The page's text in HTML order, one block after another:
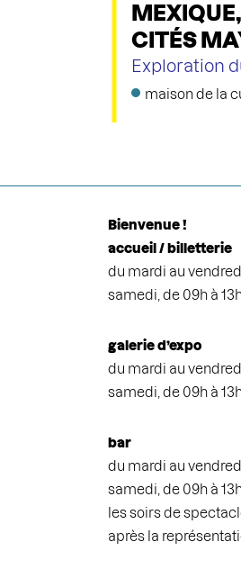
CITÉS
Exploration
maison de la
Bienvenue !
accueil / billetterie
du mardi au
samedi, de 09h à
galerie d’expo
du mardi au
samedi, de 09h à
bar
du mardi au
samedi, de 09h à
les soirs de
après la